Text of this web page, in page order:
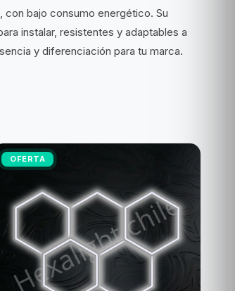
con bajo consumo energético. Su
instalar, resistentes y adaptables a
y diferenciación para tu marca.
OFERTA